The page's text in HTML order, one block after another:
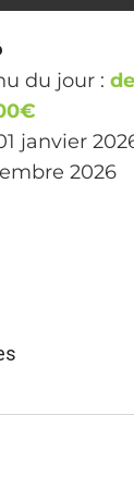
du jour :
janvier
2026